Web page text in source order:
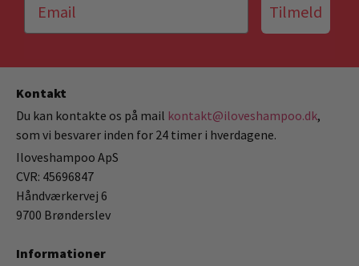
Tilmeld
Kontakt
Du kan kontakte os på mail kontakt@iloveshampoo.dk,
som vi besvarer inden for 24 timer i hverdagene.
Iloveshampoo ApS
CVR: 45696847
Håndværkervej 6
9700 Brønderslev
Informationer